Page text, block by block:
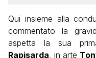
Qui insieme alla
commentato la
aspetta la sua
Rapisarda, in arte